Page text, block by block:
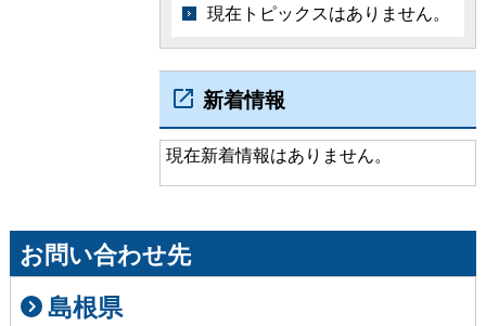
現在トピックスはありません。
新着情報
現在新着情報はありません。
お問い合わせ先
島根県